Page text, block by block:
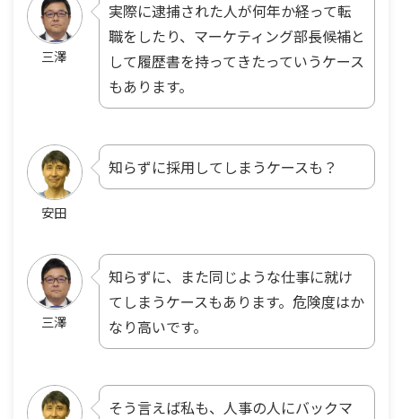
三澤
実際に逮捕された人が何年か経って転
職をしたり、マーケティング部長候補と
して履歴書を持ってきたっていうケース
もあります。
安田
知らずに採用してしまうケースも？
三澤
知らずに、また同じような仕事に就け
てしまうケースもあります。危険度はか
なり高いです。
そう言えば私も、人事の人にバックマ